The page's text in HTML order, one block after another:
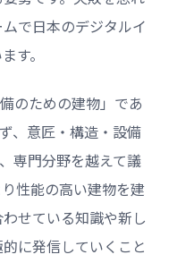
で日本のデジタルイ
す。
のための建物」であ
、意匠・構造・設備
専門分野を越えて議
性能の高い建物を建
せている知識や新し
に発信していくこと